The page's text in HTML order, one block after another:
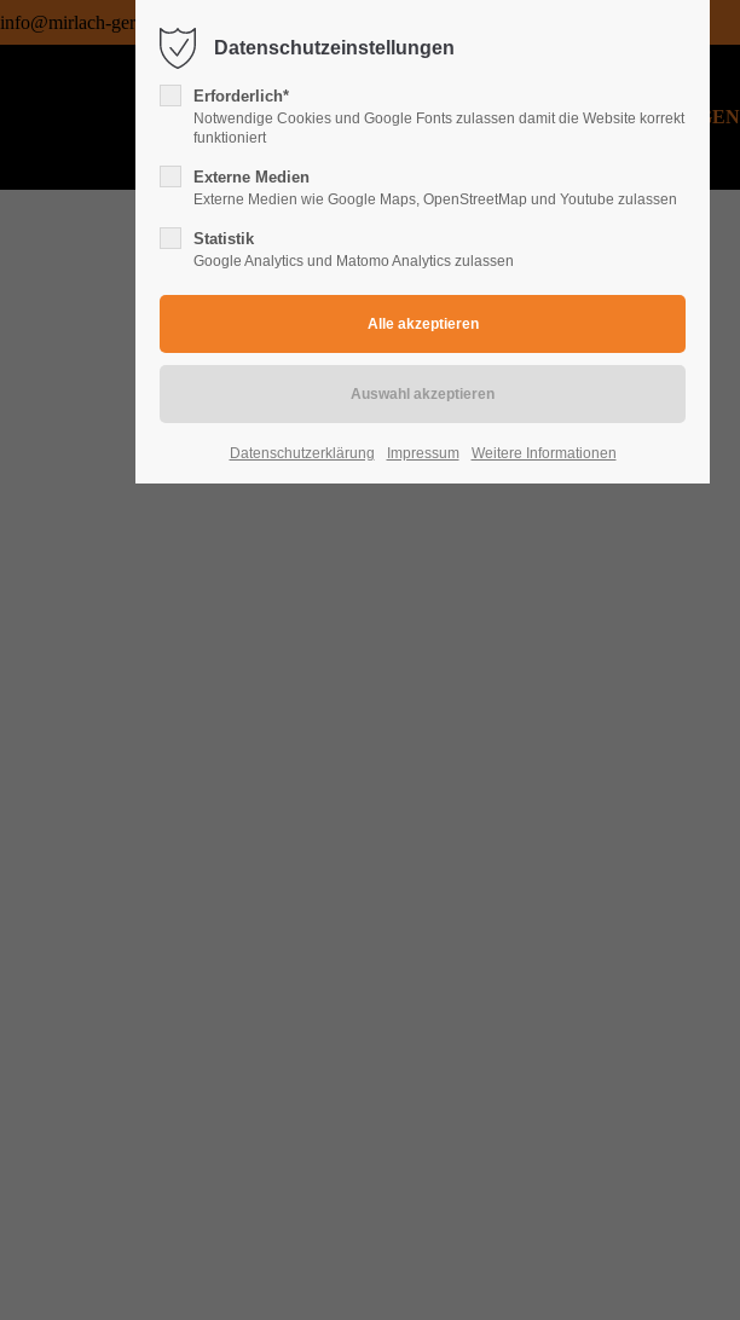
info@mirlach-geruesttechnik.de
HOME ÜBER UNS MEILENSTEINE LEISTUNGEN
ReferenzObjekte
FluchttreppenPodesttreppen
Datenschutzeinstellungen
Erforderlich*
Notwendige Cookies und Google Fonts zulassen damit die Website korrekt
funktioniert
Externe Medien
Externe Medien wie Google Maps, OpenStreetMap und Youtube zulassen
Statistik
Google Analytics und Matomo Analytics zulassen
Datenschutzerklärung Impressum Weitere Informationen